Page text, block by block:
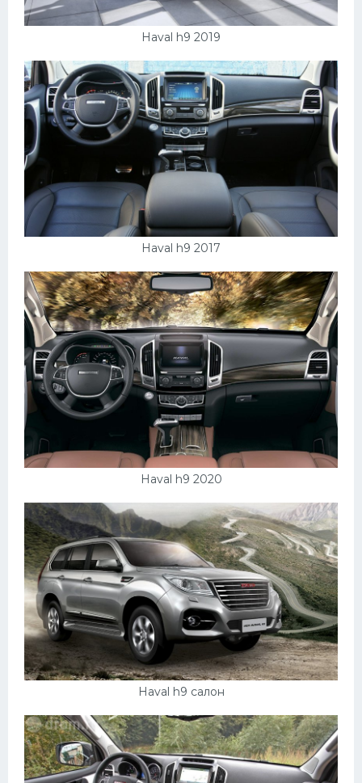
Haval h9 2019
Haval h9 2017
Haval h9 2020
Haval h9 салон